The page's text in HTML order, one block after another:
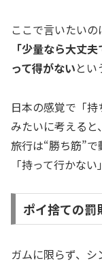
ここで言いたいの
「少量なら大丈
って得がないとい
日本の感覚で「持
みたいに考えると
旅行は“勝ち筋”
「持って行かない
ポイ捨ての罰
ガムに限らず、シ